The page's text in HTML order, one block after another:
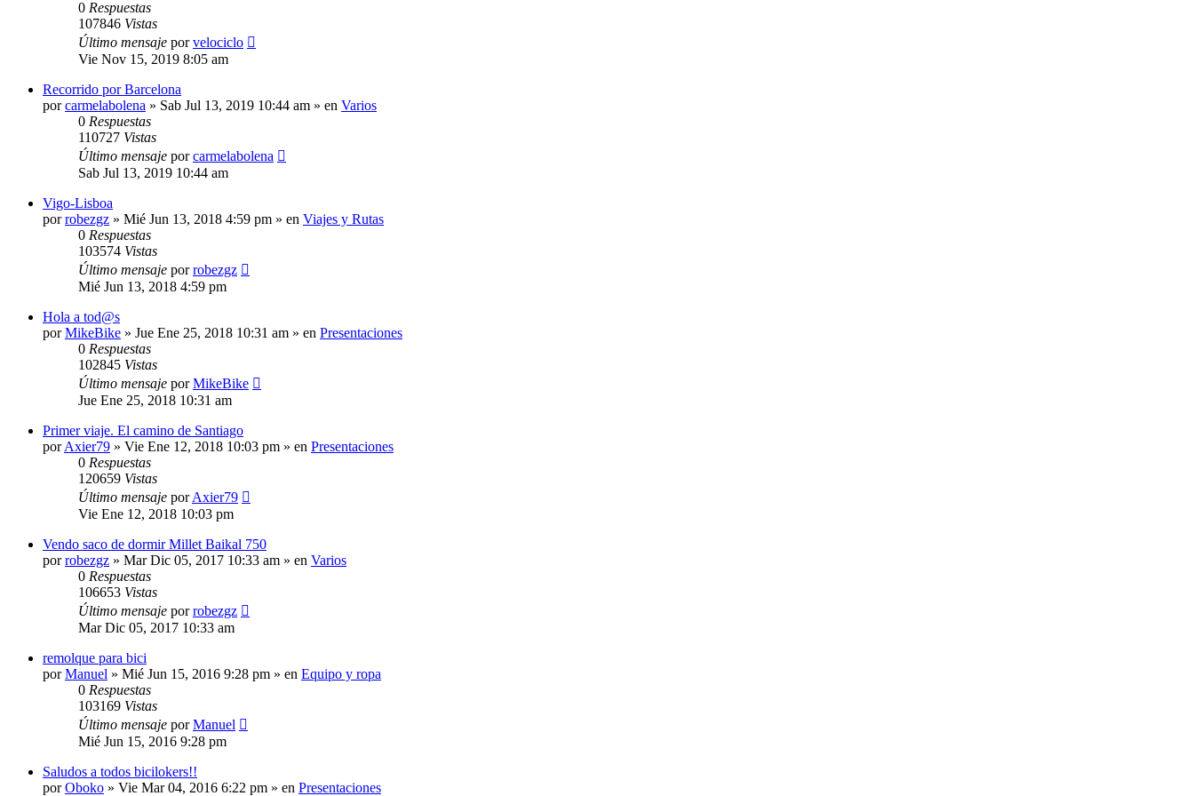
0 Respuestas
107846 Vistas
Último mensaje porvelociclo
Vie Nov 15, 2019 8:05 am
Recorrido por Barcelona
porcarmelabolena » Sab Jul 13, 2019 10:44 am » en Varios
0 Respuestas
110727 Vistas
Último mensaje porcarmelabolena
Sab Jul 13, 2019 10:44 am
Vigo-Lisboa
porrobezgz » Mié Jun 13, 2018 4:59 pm » en Viajes y Rutas
0 Respuestas
103574 Vistas
Último mensaje porrobezgz
Mié Jun 13, 2018 4:59 pm
Hola a tod@s
porMikeBike » Jue Ene 25, 2018 10:31 am » en Presentaciones
0 Respuestas
102845 Vistas
Último mensaje porMikeBike
Jue Ene 25, 2018 10:31 am
Primer viaje. El camino de Santiago
porAxier79 » Vie Ene 12, 2018 10:03 pm » en Presentaciones
0 Respuestas
120659 Vistas
Último mensaje porAxier79
Vie Ene 12, 2018 10:03 pm
Vendo saco de dormir Millet Baikal 750
porrobezgz » Mar Dic 05, 2017 10:33 am » en Varios
0 Respuestas
106653 Vistas
Último mensaje porrobezgz
Mar Dic 05, 2017 10:33 am
remolque para bici
porManuel » Mié Jun 15, 2016 9:28 pm » en Equipo y ropa
0 Respuestas
103169 Vistas
Último mensaje porManuel
Mié Jun 15, 2016 9:28 pm
Saludos a todos bicilokers!!
porOboko » Vie Mar 04, 2016 6:22 pm » en Presentaciones